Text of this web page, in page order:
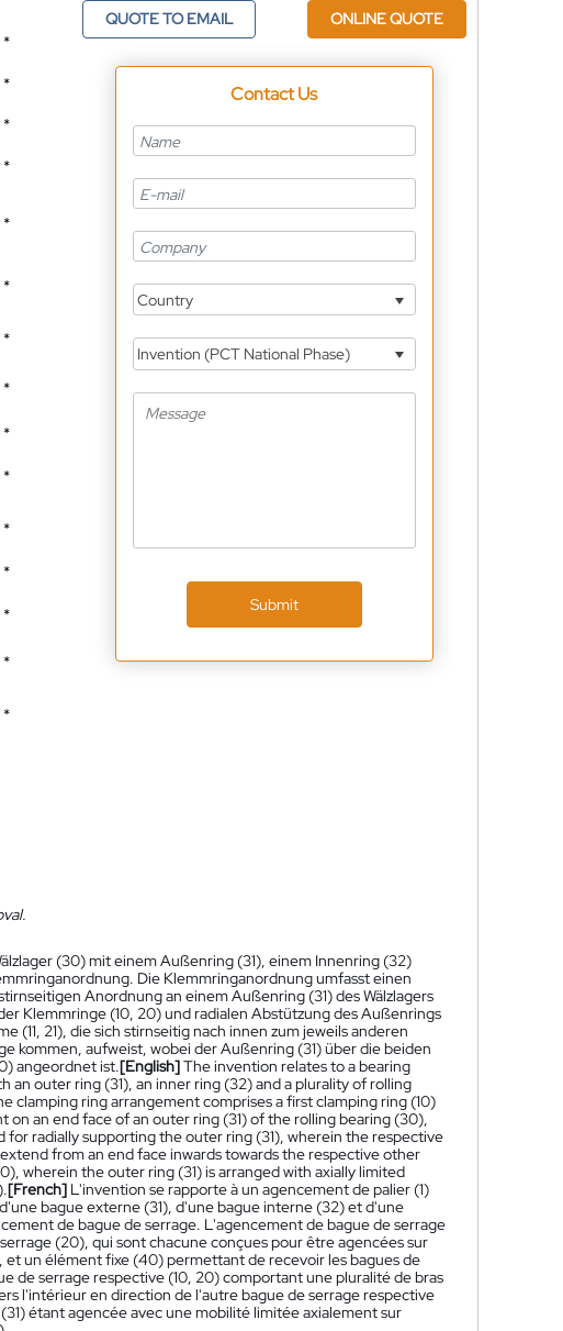
*
*
*
*
*
*
*
*
*
*
*
*
*
*
*
QUOTE TO EMAIL ONLINE QUOTE
Contact Us
Country
Invention (PCT National Phase)
Submit
(30) mit einem Außenring (31), einem Innenring (32)
Die Klemmringanordnung umfasst einen
Anordnung an einem Außenring (31) des Wälzlagers
Klemmringe (10, 20) und radialen Abstützung des Außenrings
(11, 21), die sich stirnseitig nach innen zum jeweils anderen
kommen, aufweist, wobei der Außenring (31) über die beiden
angeordnet ist.[English]The invention relates to a bearing
outer ring (31), an inner ring (32) and a plurality of rolling
clamping ring arrangement comprises a first clamping ring (10)
an end face of an outer ring (31) of the rolling bearing (30),
radially supporting the outer ring (31), wherein the respective
from an end face inwards towards the respective other
wherein the outer ring (31) is arranged with axially limited
[French] L'invention se rapporte à un agencement de palier (1)
bague externe (31), d'une bague interne (32) et d'une
de bague de serrage. L'agencement de bague de serrage
(20), qui sont chacune conçues pour être agencées sur
un élément fixe (40) permettant de recevoir les bagues de
de serrage respective (10, 20) comportant une pluralité de bras
l'intérieur en direction de l'autre bague de serrage respective
étant agencée avec une mobilité limitée axialement sur